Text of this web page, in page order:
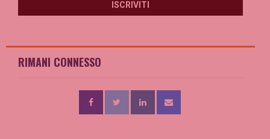
RIMANI CONNESSO